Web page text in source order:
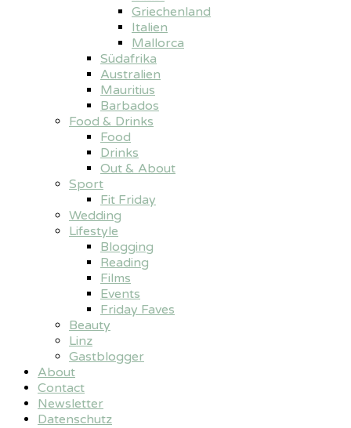
Griechenland
Italien
Mallorca
Südafrika
Australien
Mauritius
Barbados
Food & Drinks
Food
Drinks
Out & About
Sport
Fit Friday
Wedding
Lifestyle
Blogging
Reading
Films
Events
Friday Faves
Beauty
Linz
Gastblogger
About
Contact
Newsletter
Datenschutz